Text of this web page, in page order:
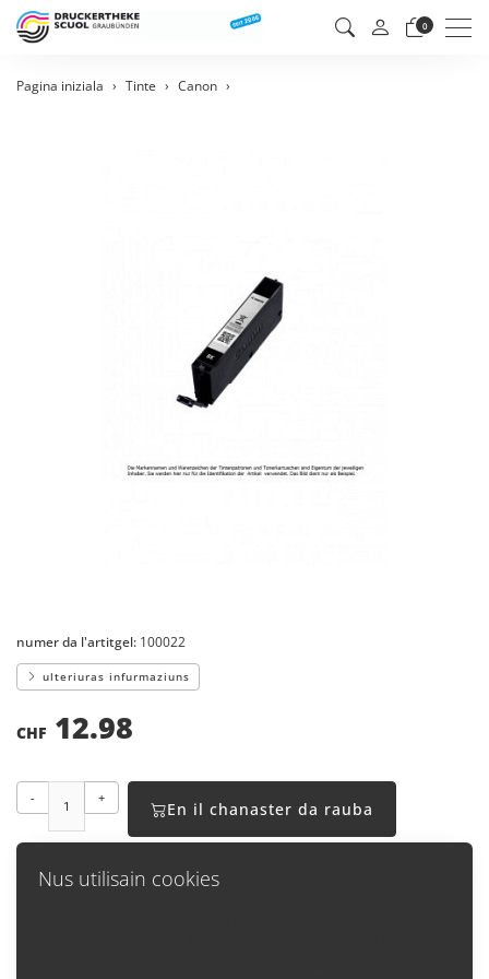
Nus utilisain cookies
0
Pagina iniziala Tinte Canon
numer da l'artitgel: 100022
ulteriuras infurmaziuns
CHF 12.98
- +
En il chanaster da rauba